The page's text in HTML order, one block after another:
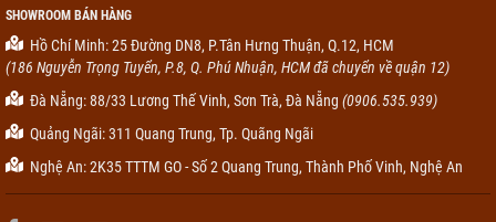
SHOWROOM BÁN HÀNG
Hồ Chí Minh: 25 Đường DN8, P.Tân Hưng Thuận, Q.12, HCM
(186 Nguyễn Trọng Tuyển, P.8, Q. Phú Nhuận, HCM đã chuyển về quận 12)
Đà Nẵng: 88/33 Lương Thế Vinh, Sơn Trà, Đà Nẵng (0906.535.939)
Quảng Ngãi: 311 Quang Trung, Tp. Quãng Ngãi
Nghệ An: 2K35 TTTM GO - Số 2 Quang Trung, Thành Phố Vinh, Nghệ An